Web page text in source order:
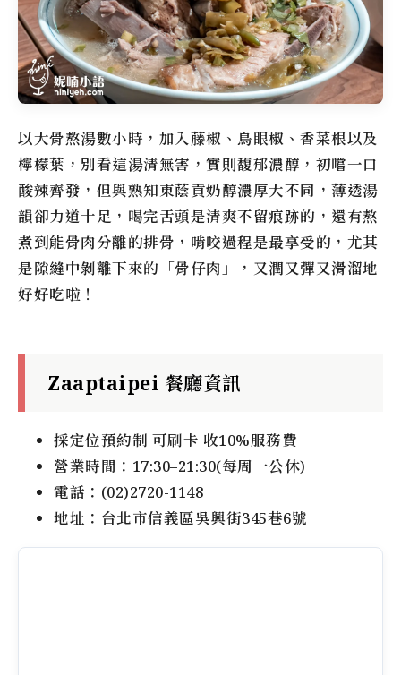
以大骨熬湯數小時，加入藤椒、鳥眼椒、香菜根以及
檸檬葉，別看這湯清無害，實則馥郁濃醇，初嚐一口
酸辣齊發，但與熟知東蔭貢奶醇濃厚大不同，薄透湯
韻卻力道十足，喝完舌頭是清爽不留痕跡的，還有熬
煮到能骨肉分離的排骨，啃咬過程是最享受的，尤其
是隙縫中剝離下來的「骨仔肉」，又潤又彈又滑溜地
好好吃啦！
Zaaptaipei 餐廳資訊
採定位預約制 可刷卡 收10%服務費
營業時間：17:30–21:30(每周一公休)
電話：(02)2720-1148
地址：台北市信義區吳興街345巷6號